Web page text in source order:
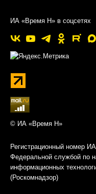
ИА «Время Н» в соцсетях
© ИА «Время Н»
Регистрационный номер
Федеральной службой по
информационных
(Роскомнадзор)